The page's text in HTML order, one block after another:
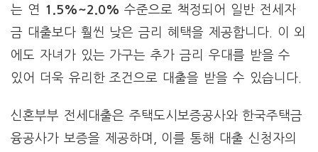
는 연 1.5%~2.0% 수준으로 책정되어 일반 전세자
금 대출보다 훨씬 낮은 금리 혜택을 제공합니다. 이 외
에도 자녀가 있는 가구는 추가 금리 우대를 받을 수
있어 더욱 유리한 조건으로 대출을 받을 수 있습니다.
신혼부부 전세대출은 주택도시보증공사와 한국주택금
융공사가 보증을 제공하며, 이를 통해 대출 신청자의